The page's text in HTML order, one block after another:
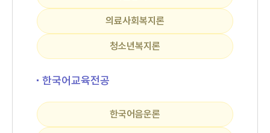
의료사회복지론
청소년복지론
한국어교육전공
한국어음운론